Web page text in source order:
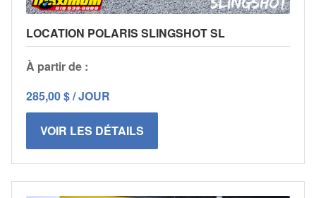
LOCATION POLARIS SLINGSHOT SL
À partir de :
285,00 $ / JOUR
VOIR LES DÉTAILS